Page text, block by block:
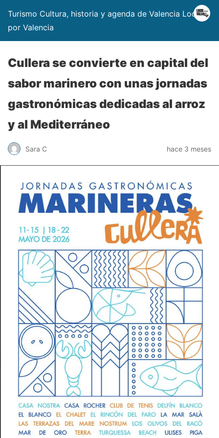
Turismo Cultura, historia y agenda de Valencia Locos
por Valencia
Cullera se convierte en capital del
sabor marinero con unas jornadas
gastronómicas dedicadas al arroz
y al Mediterráneo
Sara C hace 3 meses